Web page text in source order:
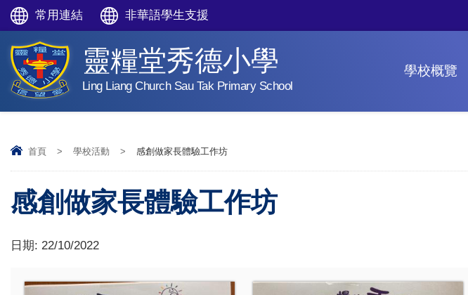
常用連結 非華語學生支援
靈糧堂秀德小學
Ling Liang Church Sau Tak Primary School
學校概覽
首頁 > 學校活動 > 感創做家長體驗工作坊
感創做家長體驗工作坊
日期: 22/10/2022